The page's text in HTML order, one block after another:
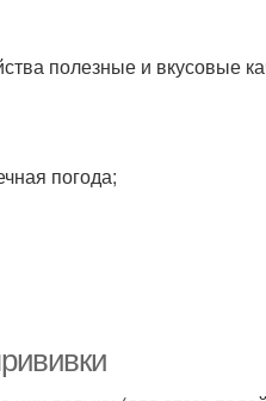
полезные и вкусовые
погода;